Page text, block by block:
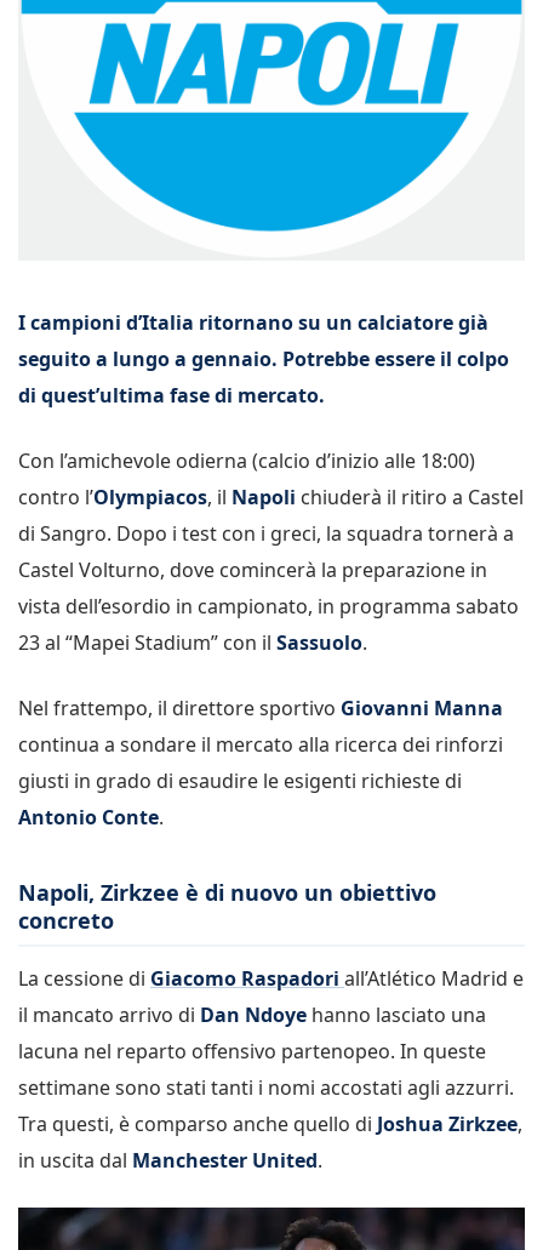
I campioni d’Italia ritornano su un calciatore già
seguito a lungo a gennaio. Potrebbe essere il colpo
di quest’ultima fase di mercato.
Con l’amichevole odierna (calcio d’inizio alle 18:00)
contro l’Olympiacos, il Napoli chiuderà il ritiro a Castel
di Sangro. Dopo i test con i greci, la squadra tornerà a
Castel Volturno, dove comincerà la preparazione in
vista dell’esordio in campionato, in programma sabato
23 al “Mapei Stadium” con il Sassuolo.
Nel frattempo, il direttore sportivo Giovanni Manna
continua a sondare il mercato alla ricerca dei rinforzi
giusti in grado di esaudire le esigenti richieste di
Antonio Conte.
Napoli, Zirkzee è di nuovo un obiettivo
concreto
La cessione di Giacomo Raspadori all’Atlético Madrid e
il mancato arrivo di Dan Ndoye hanno lasciato una
lacuna nel reparto offensivo partenopeo. In queste
settimane sono stati tanti i nomi accostati agli azzurri.
Tra questi, è comparso anche quello di Joshua Zirkzee,
in uscita dal Manchester United.